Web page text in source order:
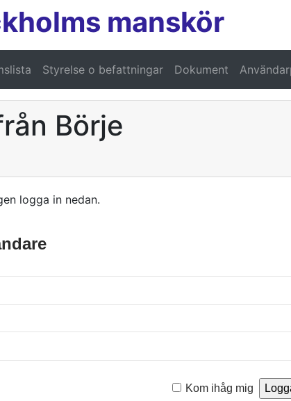
manskör
Styrelse o befattningar Dokument
Börje
logga in nedan.
Kom ihåg mig